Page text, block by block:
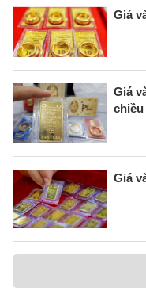
Giá
Giá
chiều
Giá